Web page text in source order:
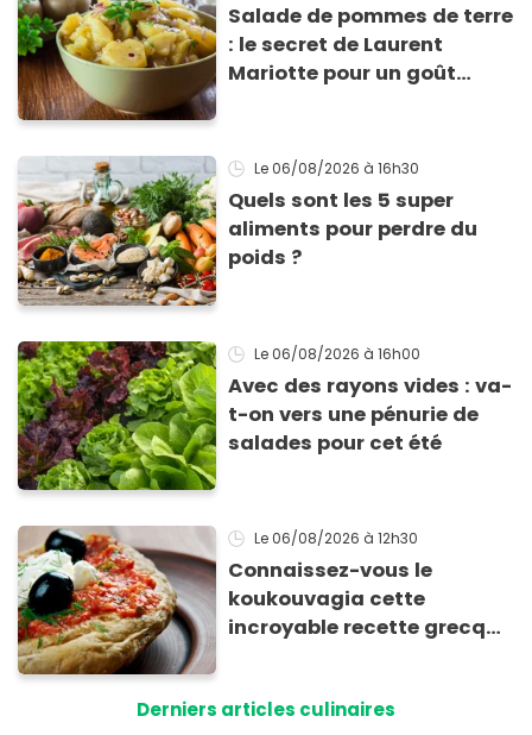
Salade de pommes de terre
: le secret de Laurent
Mariotte pour un goût
Le 06/08/2026 à 16h30
Quels sont les 5 super
aliments pour perdre du
poids ?
Le 06/08/2026 à 16h00
Avec des rayons vides : va-
t-on vers une pénurie de
salades pour cet été
Le 06/08/2026 à 12h30
Connaissez-vous le
koukouvagia cette
incroyable recette grecque
Derniers articles culinaires